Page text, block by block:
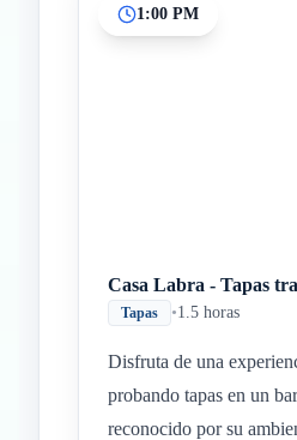
1:00 PM
Casa Labra - Tapas
Tapas •1.5 horas
Disfruta de una
probando tapas en un
reconocido por su